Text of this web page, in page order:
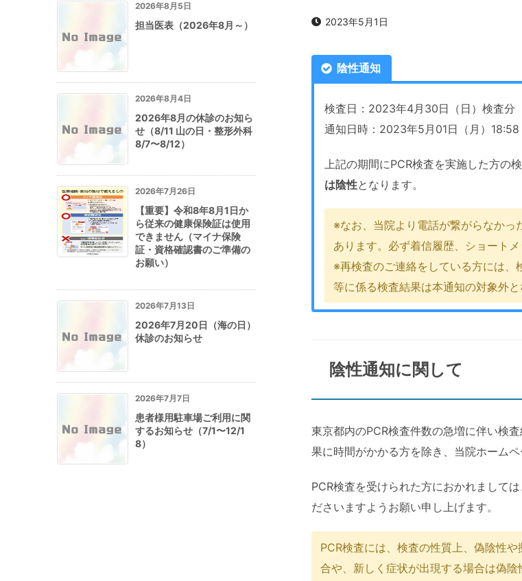
2023年5月1日
陰性通知
検査日：2023年4月30日（日）検査分
通知日時：2023年5月01日（月）18:58
上記の期間にPCR検査を実施した方の
は陰性となります。
※なお、当院より電話が繋がらなか
あります。必ず着信履歴、ショート
※再検査のご連絡をしている方には
等に係る検査結果は本通知の対象外と
陰性通知に関して
東京都内のPCR検査件数の急増に伴い検
果に時間がかかる方を除き、当院ホーム
PCR検査を受けられた方におかれまして
ださいますようお願い申し上げます。
PCR検査には、検査の性質上、偽陰性
合や、新しく症状が出現する場合は偽
2026年8月5日
担当医表（2026年8月～）
2026年8月4日
2026年8月の休診のお知ら
せ（8/11 山の日・整形外科
8/7〜8/12）
2026年7月26日
【重要】令和8年8月1日か
ら従来の健康保険証は使用
できません（マイナ保険
証・資格確認書のご準備の
お願い）
2026年7月13日
2026年7月20日（海の日）
休診のお知らせ
2026年7月7日
患者様用駐車場ご利用に関
するお知らせ（7/1〜12/1
8）